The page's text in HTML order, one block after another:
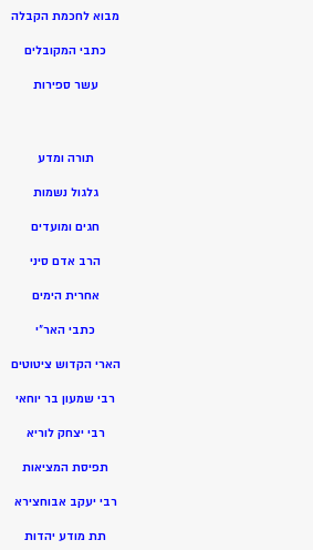
מבוא לחכמת הקבלה
כתבי המקובלים
עשר ספירות
תורה ומדע
גלגול נשמות
חגים ומועדים
הרב אדם סיני
אחרית הימים
כתבי האר”י
הארי הקדוש ציטוטים
רבי שמעון בר יוחאי
רבי יצחק לוריא
תפיסת המציאות
רבי יעקב אבוחצירא
תת מודע יהדות